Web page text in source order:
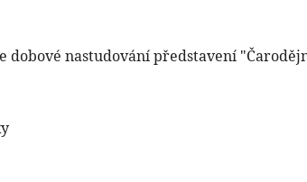
dobové nastudování představení